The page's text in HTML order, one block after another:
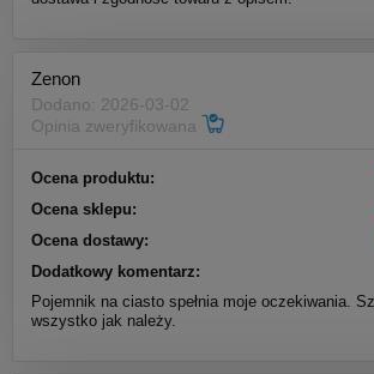
Zenon
Dodano: 2026-03-02
Opinia zweryfikowana
Ocena produktu:
Ocena sklepu:
Ocena dostawy:
Dodatkowy komentarz:
Pojemnik na ciasto spełnia moje oczekiwania.
wszystko jak należy.